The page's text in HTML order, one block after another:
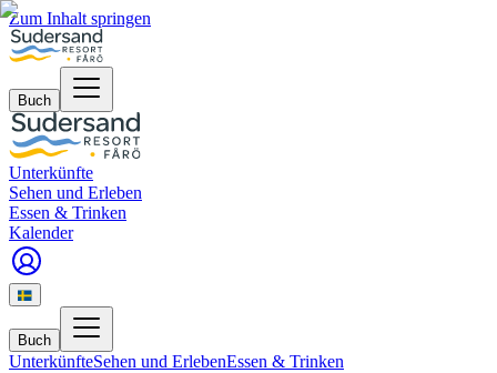
Zum Inhalt springen
Buch
Unterkünfte
Sehen und Erleben
Essen & Trinken
Kalender
Buch
UnterkünfteSehen und ErlebenEssen & Trinken